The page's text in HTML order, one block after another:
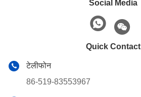
Social Media
Quick Contact
टेलीफोन
86-519-83553967